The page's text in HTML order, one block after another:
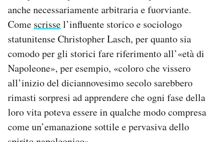
anche necessariamente arbitraria e fuorviante.
Come scrissel’influente storico e sociologo
statunitense Christopher Lasch, per quanto sia
comodo per gli storici fare riferimento all’«età di
Napoleone», per esempio, «coloro che vissero
all’inizio del diciannovesimo secolo sarebbero
rimasti sorpresi ad apprendere che ogni fase della
loro vita poteva essere in qualche modo compresa
come un’emanazione sottile e pervasiva dello